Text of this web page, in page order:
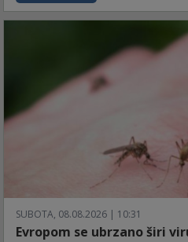
SUBOTA, 08.08.2026 | 10:31
Evropom se ubrzano širi